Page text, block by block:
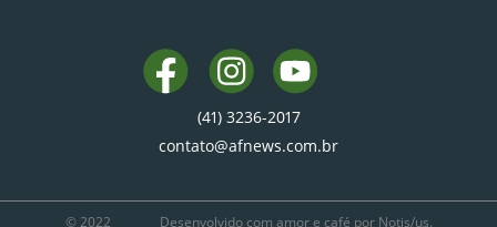
(41) 3236-2017
contato@afnews.com.br
© 2022 Desenvolvido com amor e café por Notis/us.